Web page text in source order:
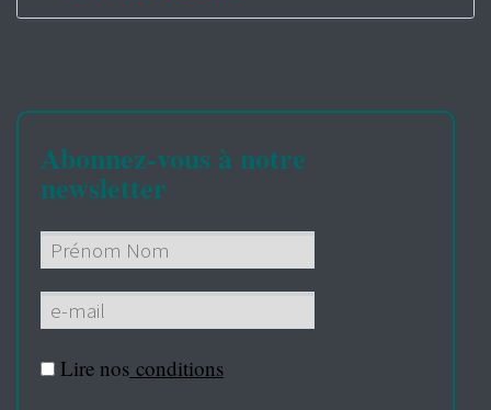
Abonnez-vous à notre
newsletter
Lire nos conditions